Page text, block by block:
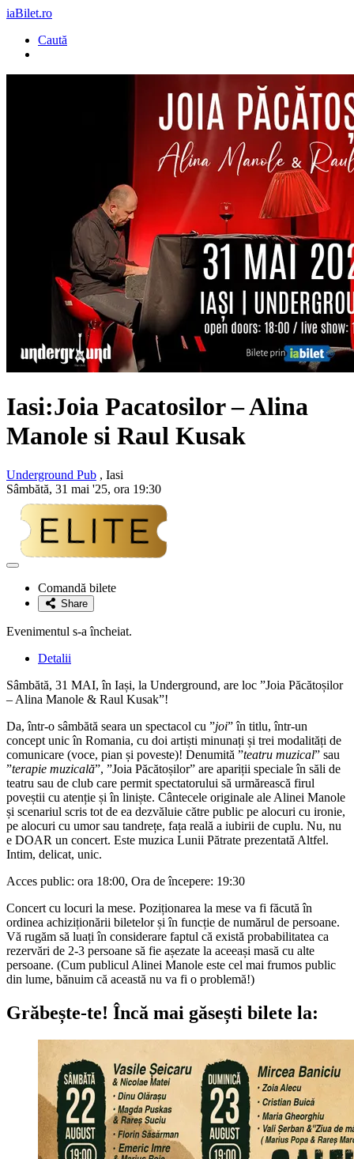
iaBilet.ro
Caută
Iasi:Joia Pacatosilor – Alina
Manole si Raul Kusak
Underground Pub , Iasi
Sâmbătă, 31 mai '25, ora 19:30
Adaugă
favoriteComandă bilete
Share
Evenimentul s-a încheiat.
Detalii
Sâmbătă, 31 MAI, în Iași, la Underground, are loc ”Joia Păcătoșilor
– Alina Manole & Raul Kusak”!
Da, într-o sâmbătă seara un spectacol cu ”joi” în titlu, într-un
concept unic în Romania, cu doi artiști minunați și trei modalități de
comunicare (voce, pian și poveste)! Denumită ”teatru muzical” sau
”terapie muzicală”, ”Joia Păcătoșilor” are apariții speciale în săli de
teatru sau de club care permit spectatorului să urmărească firul
poveștii cu atenție și în liniște. Cântecele originale ale Alinei Manole
și scenariul scris tot de ea dezvăluie către public pe alocuri cu ironie,
pe alocuri cu umor sau tandrețe, fața reală a iubirii de cuplu. Nu, nu
e DOAR un concert. Este muzica Lunii Pătrate prezentată Altfel.
Intim, delicat, unic.
Acces public: ora 18:00, Ora de începere: 19:30
Concert cu locuri la mese. Poziționarea la mese va fi făcută în
ordinea achiziționării biletelor și în funcție de numărul de persoane.
Vă rugăm să luați în considerare faptul că există probabilitatea ca
rezervări de 2-3 persoane să fie așezate la aceeași masă cu alte
persoane. (Cum publicul Alinei Manole este cel mai frumos public
din lume, bănuim că această nu va fi o problemă!)
Grăbește-te! Încă mai găsești bilete la: